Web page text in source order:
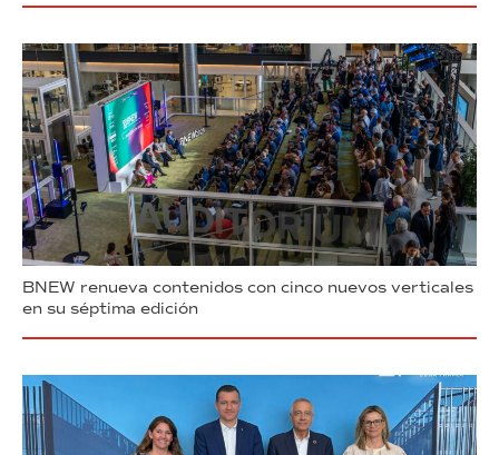
BNEW renueva contenidos con cinco nuevos verticales
en su séptima edición